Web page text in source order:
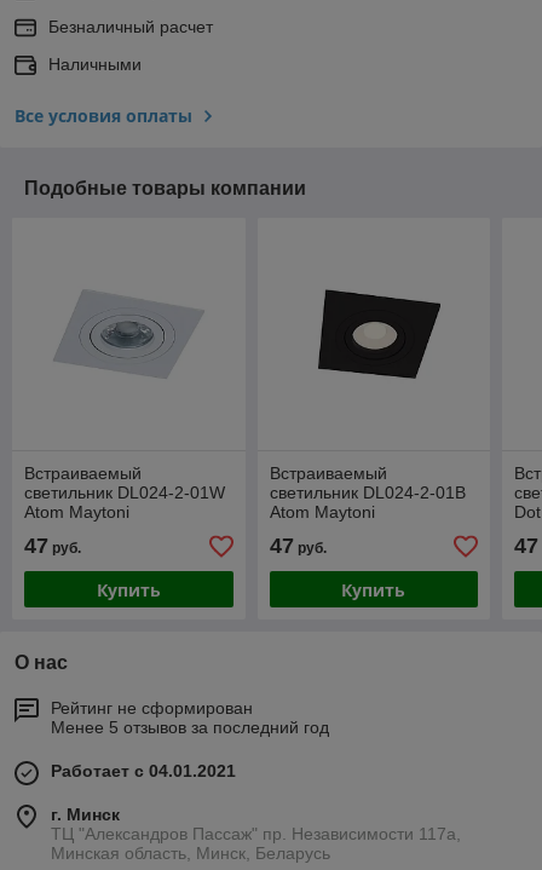
Безналичный расчет
Наличными
Все условия оплаты
Подобные товары компании
Встраиваемый
светильник DL024-2-01W
Atom Maytoni
47 руб.
Купить
Встраиваемый
светильник DL024-2-01B
Atom Maytoni
47 руб.
Купить
47
О нас
Рейтинг не сформирован
Менее 5 отзывов за последний год
Работает с 04.01.2021
г. Минск
ТЦ "Александров Пассаж" пр. Независимости 117а,
Минская область, Минск, Беларусь